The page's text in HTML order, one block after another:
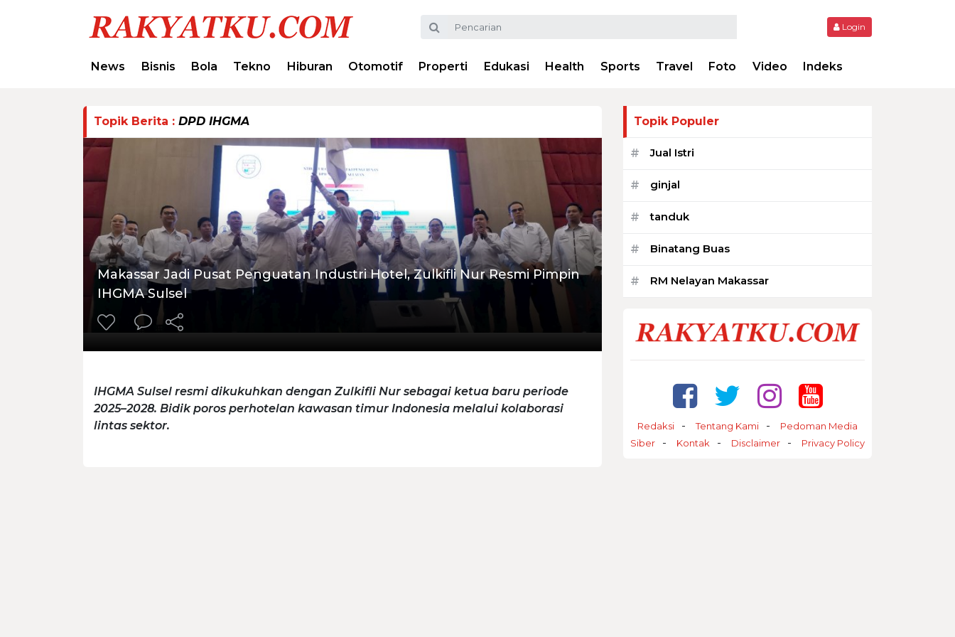
Login
News Bisnis Bola Tekno Hiburan Otomotif Properti Edukasi Health Sports Travel Foto Video Indeks
Topik Berita : DPD IHGMA
Makassar Jadi Pusat Penguatan Industri Hotel, Zulkifli Nur Resmi Pimpin
IHGMA Sulsel
IHGMA Sulsel resmi dikukuhkan dengan Zulkifli Nur sebagai ketua baru periode
2025–2028. Bidik poros perhotelan kawasan timur Indonesia melalui kolaborasi
lintas sektor.
Topik Populer
# Jual Istri
# ginjal
# tanduk
# Binatang Buas
# RM Nelayan Makassar
Redaksi Tentang Kami
Pedoman Media
Siber
Kontak Disclaimer Privacy Policy